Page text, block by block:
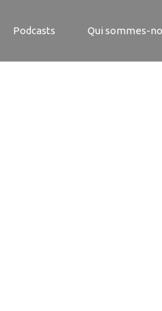
Podcasts Qui sommes-